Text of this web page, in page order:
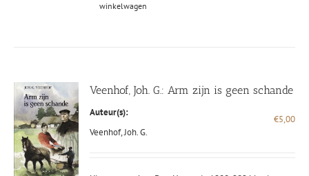
winkelwagen
Veenhof, Joh. G.: Arm zijn is geen schande
Auteur(s):
Veenhof, Joh. G.
€5,00